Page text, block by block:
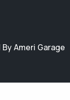
Ameri Garage